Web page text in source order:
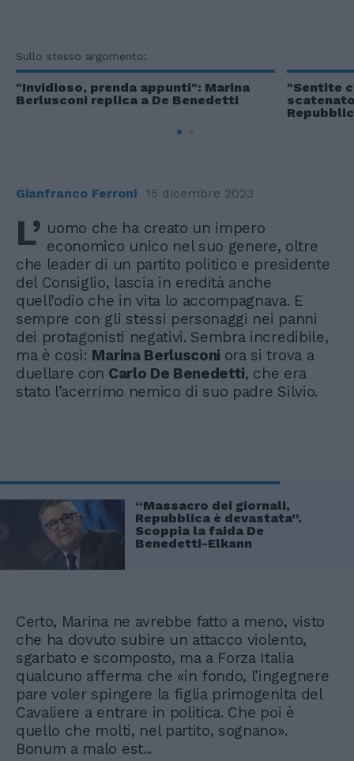
Sullo stesso argomento:
"Invidioso, prenda appunti": Marina
Berlusconi replica a De Benedetti
"Sentite
Gianfranco Ferroni 15 dicembre 2023
L’ uomo che ha creato un impero
economico unico nel suo genere, oltre
che leader di un partito politico e presidente
del Consiglio, lascia in eredità anche
quell’odio che in vita lo accompagnava. E
sempre con gli stessi personaggi nei panni
dei protagonisti negativi. Sembra incredibile,
ma è così: Marina Berlusconi ora si trova a
duellare con Carlo De Benedetti, che era
stato l’acerrimo nemico di suo padre Silvio.
“Massacro dei giornali,
Repubblica è devastata”.
Scoppia la faida De
Benedetti-Elkann
Certo, Marina ne avrebbe fatto a meno, visto
che ha dovuto subire un attacco violento,
sgarbato e scomposto, ma a Forza Italia
qualcuno afferma che «in fondo, l’ingegnere
pare voler spingere la figlia primogenita del
Cavaliere a entrare in politica. Che poi è
quello che molti, nel partito, sognano».
Bonum a malo est...